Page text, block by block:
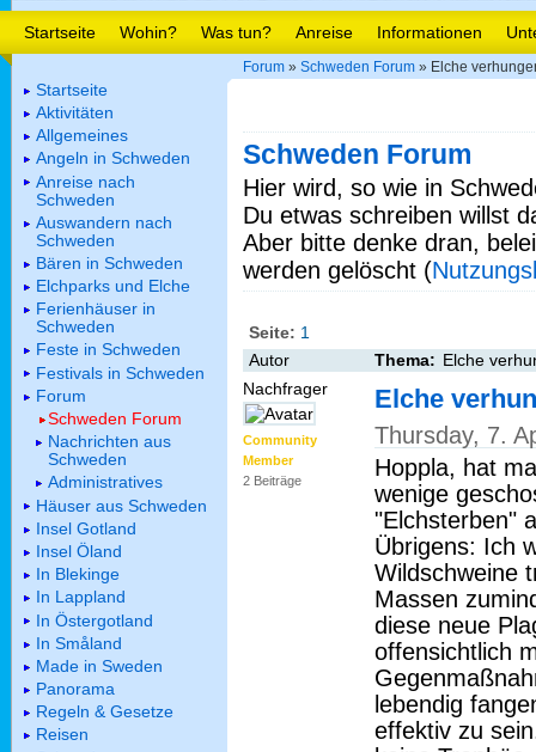
Startseite Wohin? Was tun? Anreise Informationen
Forum » Schweden Forum » Elche
Schweden Forum
Hier wird, so wie in
Du etwas schreiben willst
Aber bitte denke dran,
werden gelöscht (
Seite: 1
Autor
Thema: Elche
Nachfrager
Community
Member
2 Beiträge
Elche
Thursday, 7.
Hoppla, hat
wenige
"Elchsterben"
Übrigens: Ich
Wildschweine
Massen
diese neue
offensichtlich
lebendig
effektiv zu
Startseite
Aktivitäten
Allgemeines
Angeln in Schweden
Anreise nach
Schweden
Auswandern nach
Schweden
Bären in Schweden
Elchparks und Elche
Ferienhäuser in
Schweden
Feste in Schweden
Festivals in Schweden
Forum
Schweden Forum
Nachrichten aus
Schweden
Administratives
Häuser aus Schweden
Insel Gotland
Insel Öland
In Blekinge
In Lappland
In Östergotland
In Småland
Made in Sweden
Panorama
Regeln & Gesetze
Reisen